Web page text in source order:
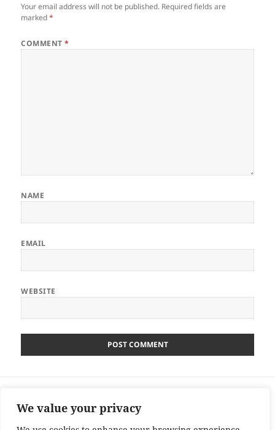
We value your privacy
Your email address will not be published. Required fields are
marked*
COMMENT*
NAME
EMAIL
WEBSITE
Previous
Szakértői vélemény, nevelési képesség és
együttműködés